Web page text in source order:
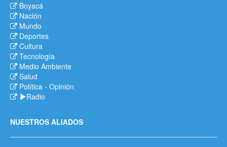
Boyacá
Nación
Mundo
Deportes
Cultura
Tecnología
Medio Ambiente
Salud
Política - Opinión
Radio
NUESTROS ALIADOS